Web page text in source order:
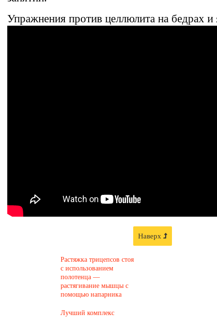
Упражнения против целлюлита на бедрах и
Наверх
Растяжка трицепсов стоя
с использованием
полотенца —
растягивание мышцы с
помощью напарника
Лучший комплекс